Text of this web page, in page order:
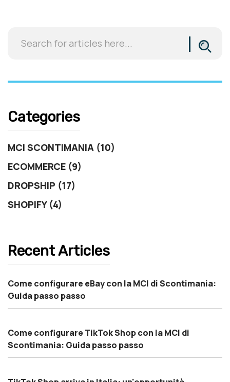
Categories
MCI SCONTIMANIA (10)
ECOMMERCE (9)
DROPSHIP (17)
SHOPIFY (4)
Recent Articles
Come configurare eBay con la MCI di Scontimania:
Guida passo passo
Come configurare TikTok Shop con la MCI di
Scontimania: Guida passo passo